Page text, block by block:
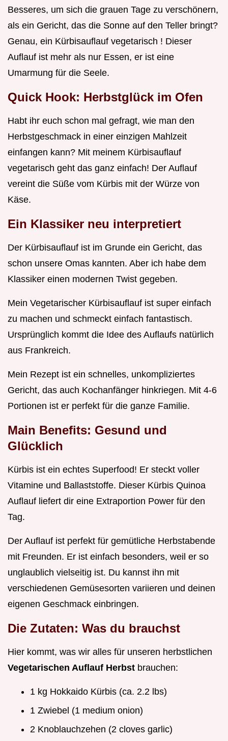
Besseres, um sich die grauen Tage zu verschönern,
als ein Gericht, das die Sonne auf den Teller bringt?
Genau, ein Kürbisauflauf vegetarisch ! Dieser
Auflauf ist mehr als nur Essen, er ist eine
Umarmung für die Seele.
Quick Hook: Herbstglück im Ofen
Habt ihr euch schon mal gefragt, wie man den
Herbstgeschmack in einer einzigen Mahlzeit
einfangen kann? Mit meinem Kürbisauflauf
vegetarisch geht das ganz einfach! Der Auflauf
vereint die Süße vom Kürbis mit der Würze von
Käse.
Ein Klassiker neu interpretiert
Der Kürbisauflauf ist im Grunde ein Gericht, das
schon unsere Omas kannten. Aber ich habe dem
Klassiker einen modernen Twist gegeben.
Mein Vegetarischer Kürbisauflauf ist super einfach
zu machen und schmeckt einfach fantastisch.
Ursprünglich kommt die Idee des Auflaufs natürlich
aus Frankreich.
Mein Rezept ist ein schnelles, unkompliziertes
Gericht, das auch Kochanfänger hinkriegen. Mit 4-6
Portionen ist er perfekt für die ganze Familie.
Main Benefits: Gesund und
Glücklich
Kürbis ist ein echtes Superfood! Er steckt voller
Vitamine und Ballaststoffe. Dieser Kürbis Quinoa
Auflauf liefert dir eine Extraportion Power für den
Tag.
Der Auflauf ist perfekt für gemütliche Herbstabende
mit Freunden. Er ist einfach besonders, weil er so
unglaublich vielseitig ist. Du kannst ihn mit
verschiedenen Gemüsesorten variieren und deinen
eigenen Geschmack einbringen.
Die Zutaten: Was du brauchst
Hier kommt, was wir alles für unseren herbstlichen
Vegetarischen Auflauf Herbst brauchen:
1 kg Hokkaido Kürbis (ca. 2.2 lbs)
1 Zwiebel (1 medium onion)
2 Knoblauchzehen (2 cloves garlic)